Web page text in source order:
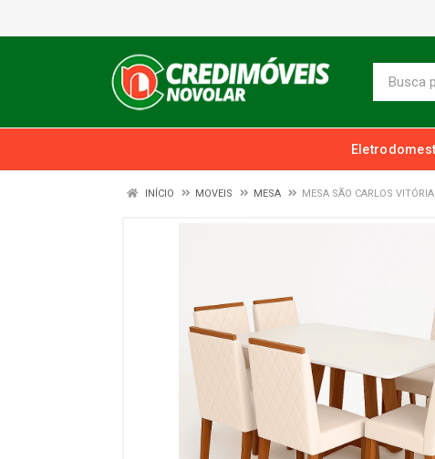
INÍCIO MOVEIS MESA MESA SÃO CARLOS